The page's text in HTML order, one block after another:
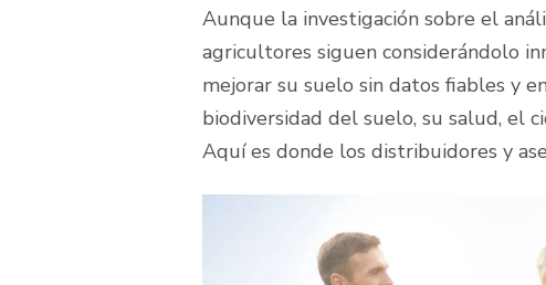
Aunque la investigación sobre el
agricultores siguen considerándolo
mejorar su suelo sin datos fiables y
biodiversidad del suelo, su salud, el
Aquí es donde los distribuidores y